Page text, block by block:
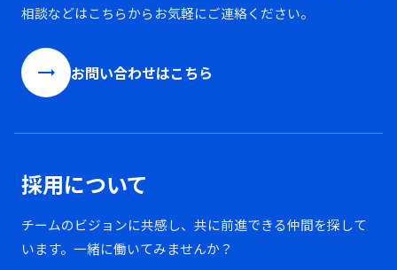
相談などはこちらからお気軽にご連絡ください。
trending_flat お問い合わせはこちら
採用について
チームのビジョンに共感し、共に前進できる仲間を探して
います。一緒に働いてみませんか？